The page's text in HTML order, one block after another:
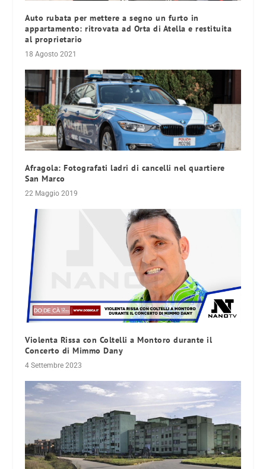
Auto rubata per mettere a segno un furto in
appartamento: ritrovata ad Orta di Atella e restituita
al proprietario
18 Agosto 2021
Afragola: Fotografati ladri di cancelli nel quartiere
San Marco
22 Maggio 2019
Violenta Rissa con Coltelli a Montoro durante il
Concerto di Mimmo Dany
4 Settembre 2023